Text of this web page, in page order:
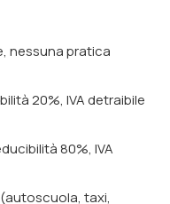
nessuna pratica
20%, IVA detraibile
80%, IVA
(autoscuola, taxi,